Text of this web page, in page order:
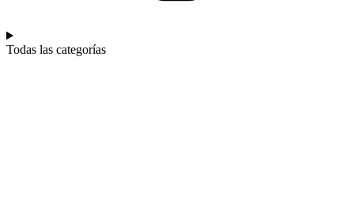
Todas las categorías